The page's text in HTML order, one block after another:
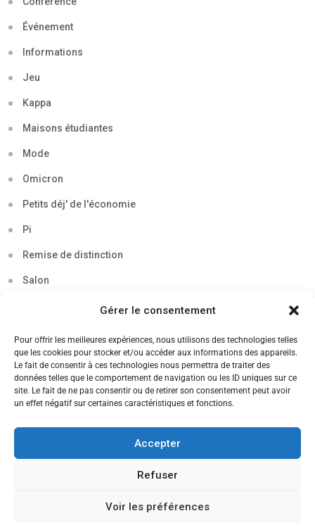
Gérer le consentement
Pour offrir les meilleures expériences, nous utilisons des technologies telles
que les cookies pour stocker et/ou accéder aux informations des appareils.
Le fait de consentir à ces technologies nous permettra de traiter des
données telles que le comportement de navigation ou les ID uniques sur ce
site. Le fait de ne pas consentir ou de retirer son consentement peut avoir
un effet négatif sur certaines caractéristiques et fonctions.
Accepter
Refuser
Voir les préférences
Événement
Informations
Jeu
Kappa
Maisons étudiantes
Mode
Omicron
Petits déj' de l'économie
Pi
Remise de distinction
Salon
Soirée
Sortie découverte
Tau
Voyage
CANDIDATEZ MAINTENANT